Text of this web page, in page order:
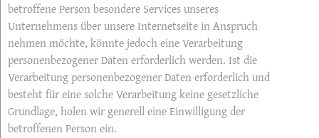
betroffene Person besondere Services unseres
Unternehmens über unsere Internetseite in Anspruch
nehmen möchte, könnte jedoch eine Verarbeitung
personenbezogener Daten erforderlich werden. Ist die
Verarbeitung personenbezogener Daten erforderlich und
besteht für eine solche Verarbeitung keine gesetzliche
Grundlage, holen wir generell eine Einwilligung der
betroffenen Person ein.